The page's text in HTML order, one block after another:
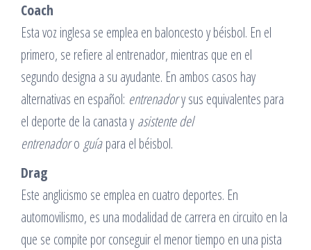
Coach
Esta voz inglesa se emplea en baloncesto y béisbol. En el
primero, se refiere al entrenador, mientras que en el
segundo designa a su ayudante. En ambos casos hay
alternativas en español: entrenadory sus equivalentes para
el deporte de la canasta yasistente del
entrenadoro guíapara el béisbol.
Drag
Este anglicismo se emplea en cuatro deportes. En
automovilismo, es una modalidad de carrera en circuito en la
que se compite por conseguir el menor tiempo en una pista